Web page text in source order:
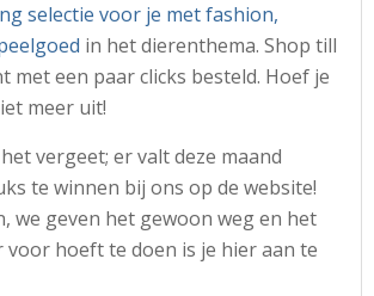
selectie voor je met fashion,
in het dierenthema. Shop till
met een paar clicks besteld. Hoef je
meer uit!
vergeet; er valt deze maand
te winnen bij ons op de website!
we geven het gewoon weg en het
voor hoeft te doen is je hier aan te